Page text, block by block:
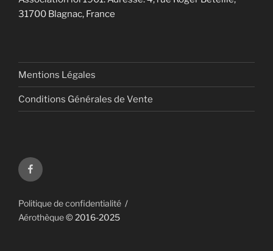
31700 Blagnac, France
Mentions Légales
Conditions Générales de Vente
Aérothèque
sur
Politique de confidentialité
Aérothèque© 2016-2025